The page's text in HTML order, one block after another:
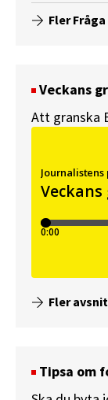
Fler
Veckans
Att granska
Fler
Tipsa om